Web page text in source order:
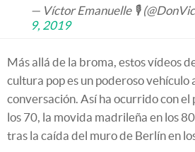
— Víctor Emanuelle 🎙
9, 2019
Más allá de la broma, estos vídeos
cultura pop es un poderoso vehículo
conversación. Así ha ocurrido con el
los 70, la movida madrileña en los
tras la caída del muro de Berlín en